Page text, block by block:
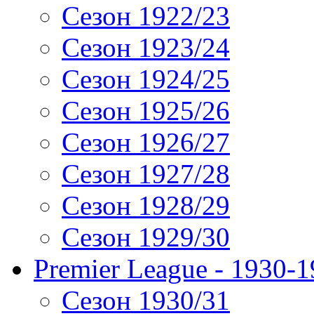
Сезон 1922/23
Сезон 1923/24
Сезон 1924/25
Сезон 1925/26
Сезон 1926/27
Сезон 1927/28
Сезон 1928/29
Сезон 1929/30
Premier League - 1930-
Сезон 1930/31